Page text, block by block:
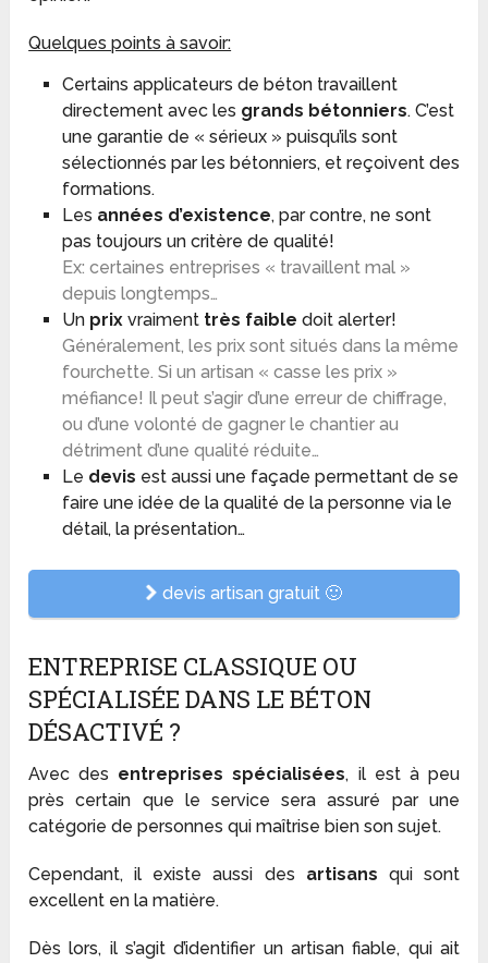
Quelques points à savoir:
Certains applicateurs de béton travaillent
directement avec les grands bétonniers. C’est
une garantie de « sérieux » puisqu’ils sont
sélectionnés par les bétonniers, et reçoivent des
formations.
Les années d’existence, par contre, ne sont
pas toujours un critère de qualité!
Ex: certaines entreprises « travaillent mal »
depuis longtemps…
Un prix vraiment très faible doit alerter!
Généralement, les prix sont situés dans la même
fourchette. Si un artisan « casse les prix »
méfiance! Il peut s’agir d’une erreur de chiffrage,
ou d’une volonté de gagner le chantier au
détriment d’une qualité réduite…
Le devis est aussi une façade permettant de se
faire une idée de la qualité de la personne via le
détail, la présentation…
devis artisan gratuit 🙂
ENTREPRISE CLASSIQUE OU
SPÉCIALISÉE DANS LE BÉTON
DÉSACTIVÉ ?
Avec des entreprises spécialisées, il est à peu
près certain que le service sera assuré par une
catégorie de personnes qui maîtrise bien son sujet.
Cependant, il existe aussi des artisans qui sont
excellent en la matière.
Dès lors, il s’agit d’identifier un artisan fiable, qui ait